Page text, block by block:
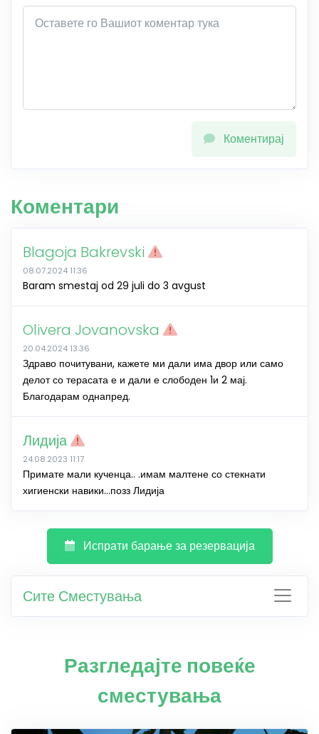
Коментирај
Коментари
Blagoja Bakrevski
08.07.2024 11:36
Baram smestaj od 29 juli do 3 avgust
Olivera Jovanovska
20.04.2024 13:36
Здраво почитувани, кажете ми дали има двор или само
делот со терасата е и дали е слободен 1и 2 мај.
Благодарам однапред.
Лидија
24.08.2023 11:17
Примате мали кученца.. .имам малтене со стекнати
хигиенски навики...позз Лидија
Испрати барање за резервација
Сите Сместувања
Разгледајте повеќе
сместувања